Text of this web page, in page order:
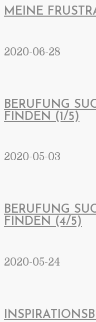
MEINE
2020-06-28
BERUFUNG
FINDEN (1/5)
2020-05-03
BERUFUNG
FINDEN (4/5)
2020-05-24